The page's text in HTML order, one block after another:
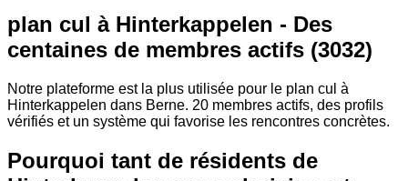
plan cul à Hinterkappelen - Des
centaines de membres actifs (3032)
Notre plateforme est la plus utilisée pour le plan cul à
Hinterkappelen dans Berne. 20 membres actifs, des profils
vérifiés et un système qui favorise les rencontres concrètes.
Pourquoi tant de résidents de